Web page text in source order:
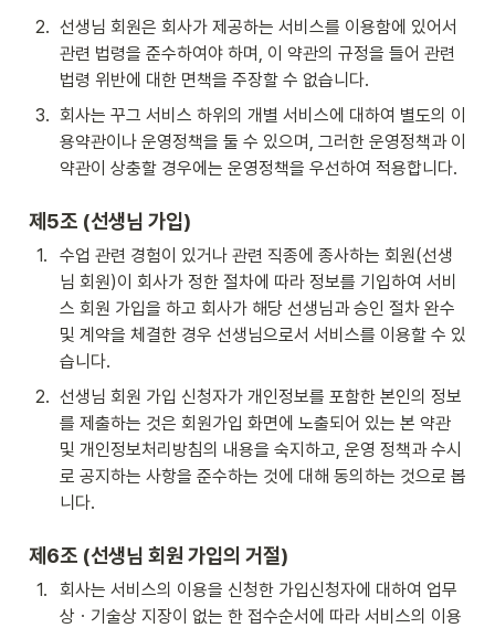
2. 선생님 회원은 회사가 제공하는 서비스를 이용함에 있어서
관련 법령을 준수하여야 하며, 이 약관의 규정을 들어 관련
법령 위반에 대한 면책을 주장할 수 없습니다.
3. 회사는 꾸그 서비스 하위의 개별 서비스에 대하여 별도의 이
용약관이나 운영정책을 둘 수 있으며, 그러한 운영정책과 이
약관이 상충할 경우에는 운영정책을 우선하여 적용합니다.
제5조 (선생님 가입)
1.
수업 관련 경험이 있거나 관련 직종에 종사하는 회원(선생
님 회원)이 회사가 정한 절차에 따라 정보를 기입하여 서비
스 회원 가입을 하고 회사가 해당 선생님과 승인 절차 완수
및 계약을 체결한 경우 선생님으로서 서비스를 이용할 수 있
습니다.
2. 선생님 회원 가입 신청자가 개인정보를 포함한 본인의 정보
를 제출하는 것은 회원가입 화면에 노출되어 있는 본 약관
및 개인정보처리방침의 내용을 숙지하고, 운영 정책과 수시
로 공지하는 사항을 준수하는 것에 대해 동의하는 것으로 봅
니다.
제6조 (선생님 회원 가입의 거절)
1.
회사는 서비스의 이용을 신청한 가입신청자에 대하여 업무
상ㆍ기술상 지장이 없는 한 접수순서에 따라 서비스의 이용